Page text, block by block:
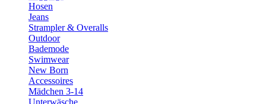
Hosen
Jeans
Strampler & Overalls
Outdoor
Bademode
Swimwear
New Born
Accessoires
Mädchen 3-14
Unterwäsche